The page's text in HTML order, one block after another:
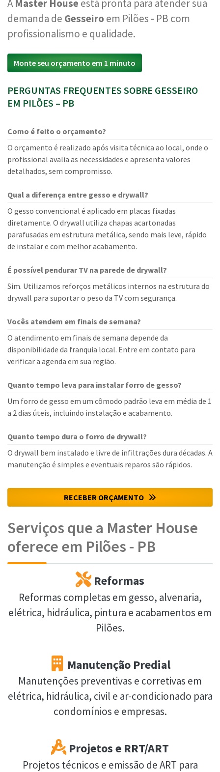
A Master House está pronta para atender sua
demanda de Gesseiro em Pilões - PB com
profissionalismo e qualidade.
Monte seu orçamento em 1 minuto
PERGUNTAS FREQUENTES SOBRE GESSEIRO
EM PILÕES – PB
Como é feito o orçamento?
O orçamento é realizado após visita técnica ao local, onde o
profissional avalia as necessidades e apresenta valores
detalhados, sem compromisso.
Qual a diferença entre gesso e drywall?
O gesso convencional é aplicado em placas fixadas
diretamente. O drywall utiliza chapas acartonadas
parafusadas em estrutura metálica, sendo mais leve, rápido
de instalar e com melhor acabamento.
É possível pendurar TV na parede de drywall?
Sim. Utilizamos reforços metálicos internos na estrutura do
drywall para suportar o peso da TV com segurança.
Vocês atendem em finais de semana?
O atendimento em finais de semana depende da
disponibilidade da franquia local. Entre em contato para
verificar a agenda em sua região.
Quanto tempo leva para instalar forro de gesso?
Um forro de gesso em um cômodo padrão leva em média de 1
a 2 dias úteis, incluindo instalação e acabamento.
Quanto tempo dura o forro de drywall?
O drywall bem instalado e livre de infiltrações dura décadas. A
manutenção é simples e eventuais reparos são rápidos.
RECEBER ORÇAMENTO
Serviços que a Master House
oferece em Pilões - PB
Reformas
Reformas completas em gesso, alvenaria,
elétrica, hidráulica, pintura e acabamentos em
Pilões.
Manutenção Predial
Manutenções preventivas e corretivas em
elétrica, hidráulica, civil e ar-condicionado para
condomínios e empresas.
Projetos e RRT/ART
Projetos técnicos e emissão de ART para